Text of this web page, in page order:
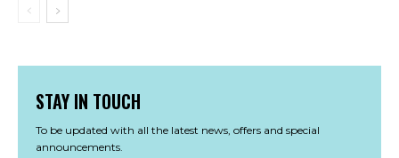
STAY IN TOUCH
To be updated with all the latest news, offers and special
announcements.